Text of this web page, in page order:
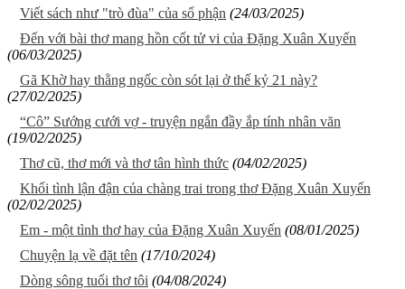
Viết sách như "trò đùa" của số phận (24/03/2025)
Đến với bài thơ mang hồn cốt tử vi của Đặng Xuân Xuyến
(06/03/2025)
Gã Khờ hay thằng ngốc còn sót lại ở thế kỷ 21 này?
(27/02/2025)
“Cô” Sướng cưới vợ - truyện ngắn đầy ắp tính nhân văn
(19/02/2025)
Thơ cũ, thơ mới và thơ tân hình thức (04/02/2025)
Khối tình lận đận của chàng trai trong thơ Đặng Xuân Xuyến
(02/02/2025)
Em - một tình thơ hay của Đặng Xuân Xuyến (08/01/2025)
Chuyện lạ về đặt tên (17/10/2024)
Dòng sông tuổi thơ tôi (04/08/2024)